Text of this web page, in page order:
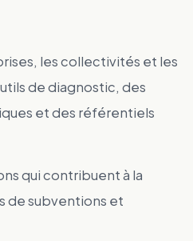
les collectivités et les
de diagnostic, des
et des référentiels
qui contribuent à la
de subventions et